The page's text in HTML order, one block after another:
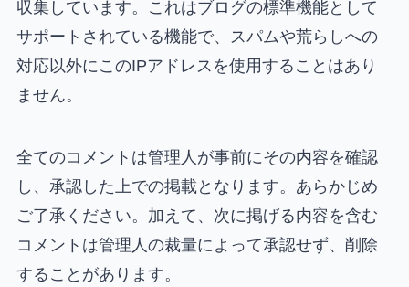
収集しています。これはブログの標準機能として
サポートされている機能で、スパムや荒らしへの
対応以外にこのIPアドレスを使用することはあり
ません。
全てのコメントは管理人が事前にその内容を確認
し、承認した上での掲載となります。あらかじめ
ご了承ください。加えて、次に掲げる内容を含む
コメントは管理人の裁量によって承認せず、削除
することがあります。